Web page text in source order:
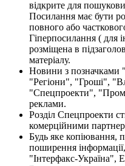
відкрите для
Посилання має бути
повного або
Гіперпосилання ( для
розміщена в
матеріалу.
Новини з позначками
"Регіони", "Гроші",
"Спецпроекти",
реклами.
Розділ Спецпроекти
комерційними
Будь яке копіювання,
поширення
"Інтерфакс-Україна",